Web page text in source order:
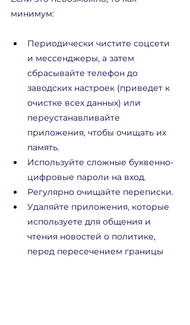
минимум:
Периодически чистите соцсети
и мессенджеры, а затем
сбрасывайте телефон до
заводских настроек (приведет к
очистке всех данных) или
переустанавливайте
приложения, чтобы очищать их
память.
Используйте сложные буквенно-
цифровые пароли на вход.
Регулярно очищайте переписки.
Удаляйте приложения, которые
используете для общения и
чтения новостей о политике,
перед пересечением границы